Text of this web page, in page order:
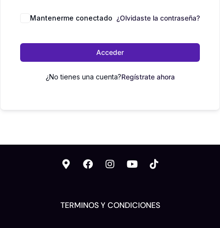
Mantenerme conectado ¿Olvidaste la contraseña?
Acceder
¿No tienes una cuenta?Regístrate ahora
TERMINOS Y CONDICIONES